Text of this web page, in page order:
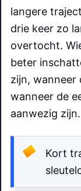
langere
drie keer zo
overtocht.
beter
zijn, wanneer
wanneer de
aanwezig zijn.
Kort